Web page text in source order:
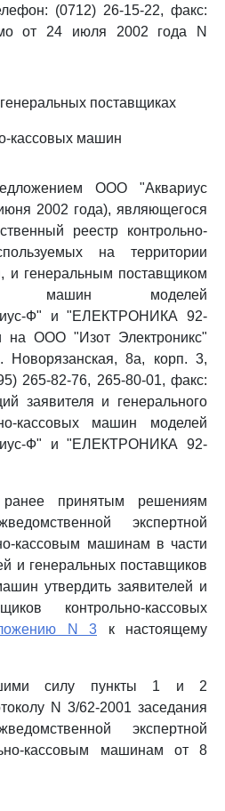
(0712) 26-15-22, факс:
от 24 июля 2002 года N
поставщиках
кассовых машин
ООО "Аквариус
2002 года), являющегося
реестр контрольно-
на территории
и генеральным поставщиком
машин моделей
Ф" и "ЕЛЕКТРОНИКА 92-
ООО "Изот Электроникc"
Новорязанская, 8а, корп. 3,
265-82-76, 265-80-01, факс:
заявителя и генерального
кассовых машин моделей
Ф" и "ЕЛЕКТРОНИКА 92-
принятым решениям
экспертной
кассовым машинам в части
и генеральных поставщиков
утвердить заявителей и
контрольно-кассовых
N 3 к настоящему
силу пункты 1 и 2
N 3/62-2001 заседания
экспертной
кассовым машинам от 8